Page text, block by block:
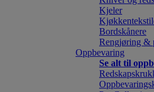
Kjeler
Bordskånere
Rengjøring &
Oppbevaring
Se alt til